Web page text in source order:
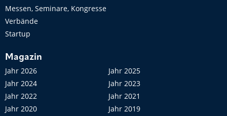
Messen, Seminare, Kongresse
Verbände
Startup
Magazin
Jahr 2026
Jahr 2025
Jahr 2024
Jahr 2023
Jahr 2022
Jahr 2021
Jahr 2020
Jahr 2019